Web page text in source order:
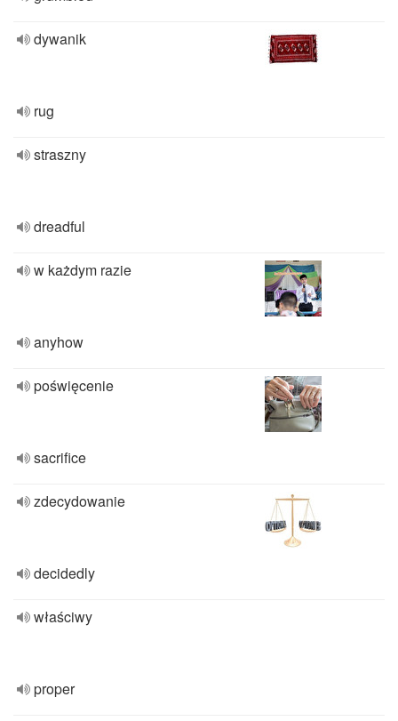
dywanik
rug
straszny
dreadful
w każdym razie
anyhow
poświęcenie
sacrifice
zdecydowanie
decidedly
właściwy
proper